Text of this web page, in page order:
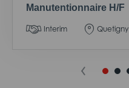
Manutentionnaire H/F
Interim Quetigny